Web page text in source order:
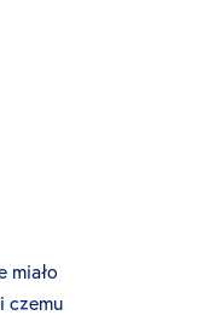
miało
czemu